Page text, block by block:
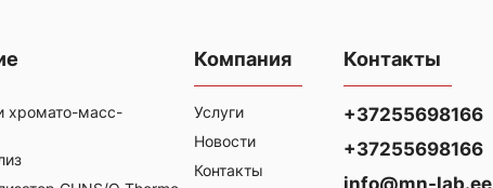
хромато-масс-
Компания
Услуги
Новости
Контакты
Контакты
+37255698166
+37255698166
info@mn-lab.ee